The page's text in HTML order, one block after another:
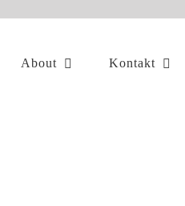
About Kontakt